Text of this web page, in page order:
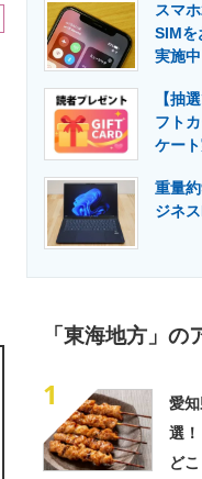
スマ
SIMを
実施中
【抽
フト
ケー
重量
ジネ
「東海地方」
1
愛
選
ど